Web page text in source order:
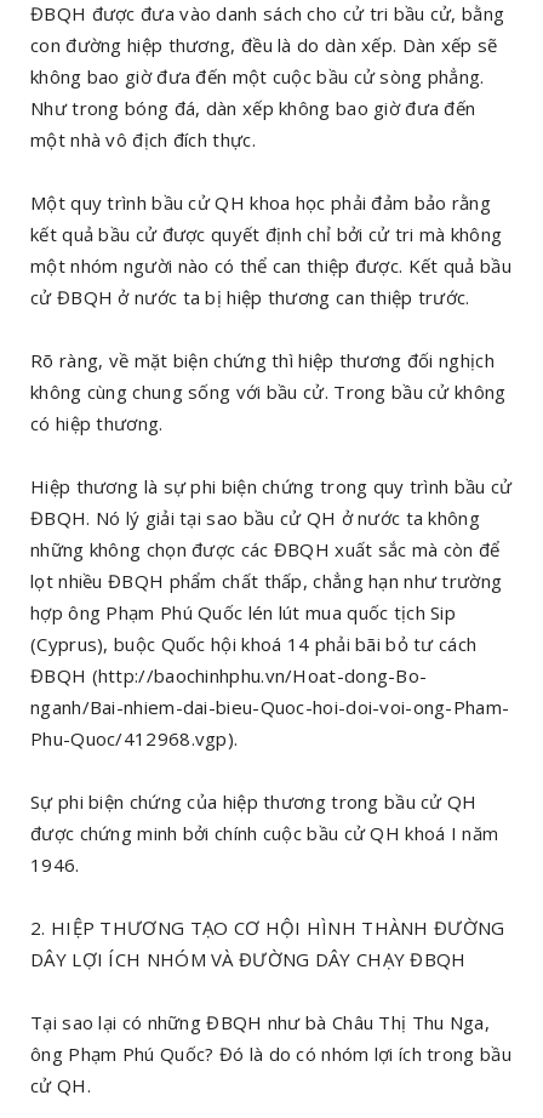
ĐBQH được đưa vào danh sách cho cử tri bầu cử, bằng
con đường hiệp thương, đều là do dàn xếp. Dàn xếp sẽ
không bao giờ đưa đến một cuộc bầu cử sòng phẳng.
Như trong bóng đá, dàn xếp không bao giờ đưa đến
một nhà vô địch đích thực.
Một quy trình bầu cử QH khoa học phải đảm bảo rằng
kết quả bầu cử được quyết định chỉ bởi cử tri mà không
một nhóm người nào có thể can thiệp được. Kết quả bầu
cử ĐBQH ở nước ta bị hiệp thương can thiệp trước.
Rõ ràng, về mặt biện chứng thì hiệp thương đối nghịch
không cùng chung sống với bầu cử. Trong bầu cử không
có hiệp thương.
Hiệp thương là sự phi biện chứng trong quy trình bầu cử
ĐBQH. Nó lý giải tại sao bầu cử QH ở nước ta không
những không chọn được các ĐBQH xuất sắc mà còn để
lọt nhiều ĐBQH phẩm chất thấp, chẳng hạn như trường
hợp ông Phạm Phú Quốc lén lút mua quốc tịch Sip
(Cyprus), buộc Quốc hội khoá 14 phải bãi bỏ tư cách
ĐBQH (http://baochinhphu.vn/Hoat-dong-Bo-
nganh/Bai-nhiem-dai-bieu-Quoc-hoi-doi-voi-ong-Pham-
Phu-Quoc/412968.vgp).
Sự phi biện chứng của hiệp thương trong bầu cử QH
được chứng minh bởi chính cuộc bầu cử QH khoá I năm
1946.
2. HIỆP THƯƠNG TẠO CƠ HỘI HÌNH THÀNH ĐƯỜNG
DÂY LỢI ÍCH NHÓM VÀ ĐƯỜNG DÂY CHẠY ĐBQH
Tại sao lại có những ĐBQH như bà Châu Thị Thu Nga,
ông Phạm Phú Quốc? Đó là do có nhóm lợi ích trong bầu
cử QH.